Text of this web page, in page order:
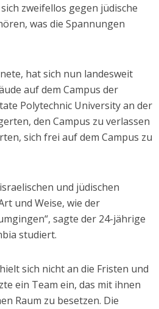
sich zweifellos gegen jüdische
was die Spannungen
hat sich nun landesweit
auf dem Campus der
Polytechnic University an der
den Campus zu verlassen
sich frei auf dem Campus zu
und jüdischen
und Weise, wie der
sagte der 24-jährige
studiert.
sich nicht an die Fristen und
ein Team ein, das mit ihnen
Raum zu besetzen. Die